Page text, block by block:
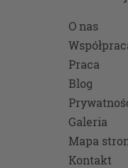
O nas
Praca
Blog
Galeria
Mapa
Kontakt